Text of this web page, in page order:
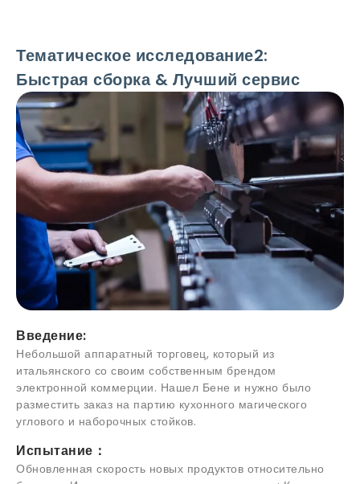
Тематическое исследование2:
Быстрая сборка & Лучший сервис
Введение:
Небольшой аппаратный торговец, который из
итальянского со своим собственным брендом
электронной коммерции. Нашел Бене и нужно было
разместить заказ на партию кухонного магического
углового и наборочных стойков.
Испытание：
Обновленная скорость новых продуктов относительно